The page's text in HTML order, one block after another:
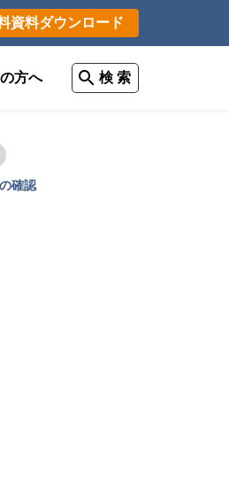
資料ダウンロード
方へ 検 索
確認